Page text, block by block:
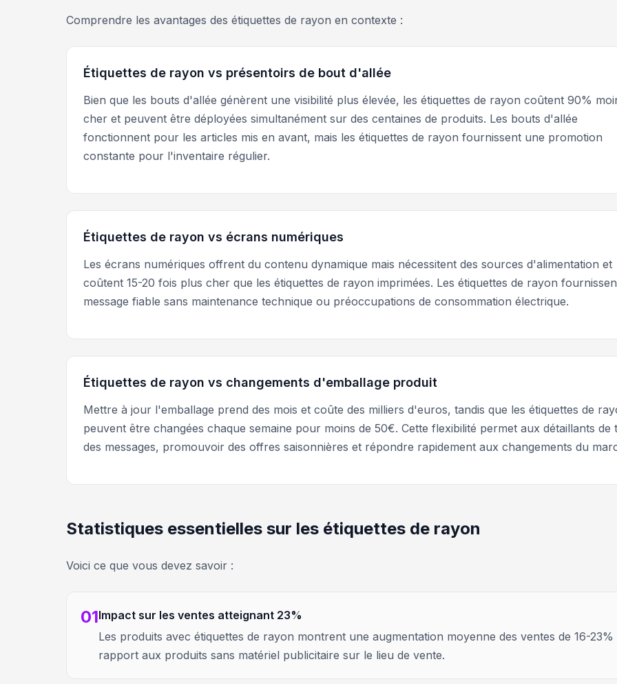
Comprendre les avantages des étiquettes de rayon en contexte :
Étiquettes de rayon vs présentoirs de bout d'allée
Bien que les bouts d'allée génèrent une visibilité plus élevée, les étiquettes de rayon coûtent 90%
cher et peuvent être déployées simultanément sur des centaines de produits. Les bouts d'allée
fonctionnent pour les articles mis en avant, mais les étiquettes de rayon fournissent une promotion
constante pour l'inventaire régulier.
Étiquettes de rayon vs écrans numériques
Les écrans numériques offrent du contenu dynamique mais nécessitent des sources d'alimentation et
coûtent 15-20 fois plus cher que les étiquettes de rayon imprimées. Les étiquettes de rayon
message fiable sans maintenance technique ou préoccupations de consommation électrique.
Étiquettes de rayon vs changements d'emballage produit
Mettre à jour l'emballage prend des mois et coûte des milliers d'euros, tandis que les étiquettes de
peuvent être changées chaque semaine pour moins de 50€. Cette flexibilité permet aux détaillants de
des messages, promouvoir des offres saisonnières et répondre rapidement aux changements du
Statistiques essentielles sur les étiquettes de rayon
Voici ce que vous devez savoir :
01Impact sur les ventes atteignant 23%
Les produits avec étiquettes de rayon montrent une augmentation moyenne des ventes de 16-
rapport aux produits sans matériel publicitaire sur le lieu de vente.